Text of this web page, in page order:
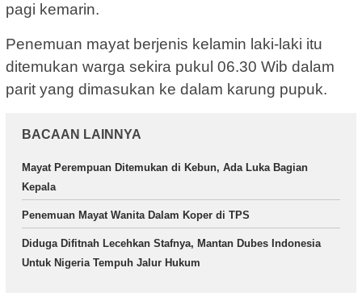
pagi kemarin.
Penemuan mayat berjenis kelamin laki-laki itu
ditemukan warga sekira pukul 06.30 Wib dalam
parit yang dimasukan ke dalam karung pupuk.
BACAAN LAINNYA
Mayat Perempuan Ditemukan di Kebun, Ada Luka Bagian
Kepala
Penemuan Mayat Wanita Dalam Koper di TPS
Diduga Difitnah Lecehkan Stafnya, Mantan Dubes Indonesia
Untuk Nigeria Tempuh Jalur Hukum